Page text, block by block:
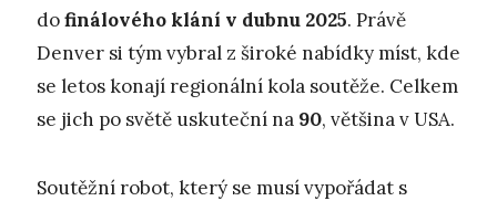
dofinálového klání v dubnu 2025. Právě
Denver si tým vybral z široké nabídky míst, kde
se letos konají regionální kola soutěže. Celkem
se jich po světě uskuteční na 90, většina v USA.
Soutěžní robot, který se musí vypořádat s